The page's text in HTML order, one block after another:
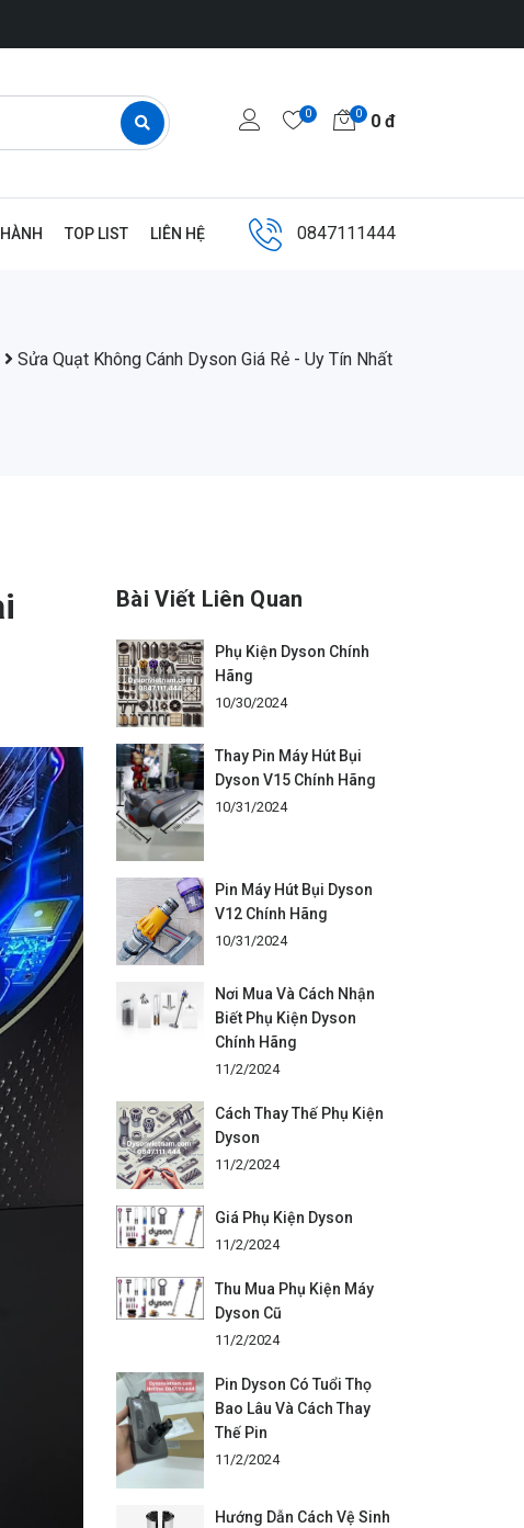
0 0 0 đ
TOP LIST LIÊN HỆ 0847111444
Sửa Quạt Không Cánh Dyson Giá Rẻ - Uy Tín Nhất
Bài Viết Liên Quan
Phụ Kiện Dyson Chính
Hãng
10/30/2024
Thay Pin Máy Hút Bụi
Dyson V15 Chính Hãng
10/31/2024
Pin Máy Hút Bụi Dyson
V12 Chính Hãng
10/31/2024
Nơi Mua Và Cách Nhận
Biết Phụ Kiện Dyson
Chính Hãng
11/2/2024
Cách Thay Thế Phụ Kiện
Dyson
11/2/2024
Giá Phụ Kiện Dyson
11/2/2024
Thu Mua Phụ Kiện Máy
Dyson Cũ
11/2/2024
Pin Dyson Có Tuổi Thọ
Bao Lâu Và Cách Thay
Thế Pin
11/2/2024
Hướng Dẫn Cách Vệ Sinh